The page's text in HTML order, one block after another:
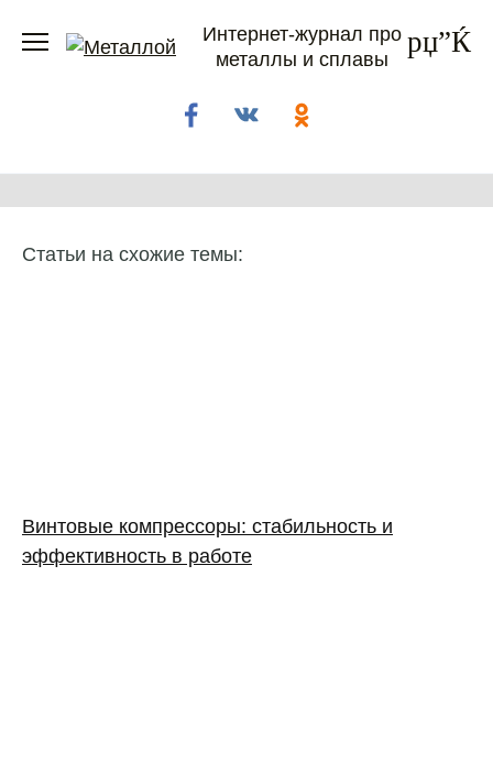
Интернет-журнал про
металлы и сплавы
Статьи на схожие темы:
Винтовые компрессоры: стабильность и
эффективность в работе